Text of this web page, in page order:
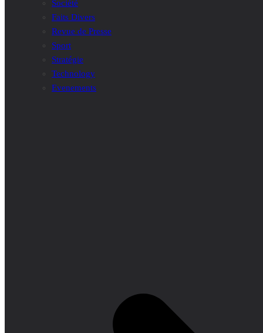
Société
Faits Divers
Revue de Presse
Sport
Stratégie
Technology
Evenements